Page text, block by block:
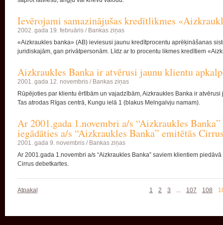
Ievērojami samazinājušas kredītlikmes
2002. gada 19. februāris / Bankas ziņas
«Aizkraukles banka» (AB) ieviesusi jaunu kredītprocentu aprēķināšanas
juridiskajām, gan privātpersonām. Līdz ar to procentu likmes kredītiem
Aizkraukles Banka ir atvērusi jaunu klientu
2001. gada 12. novembris / Bankas ziņas
Rūpējoties par klientu ērtībām un vajadzībām, Aizkraukles Banka ir
Tas atrodas Rīgas centrā, Kungu ielā 1 (blakus Melngalvju namam).
Ar 2001.gada 1.novembri a/s “Aizkraukles
iegādāties a/s “Aizkraukles Banka” emitētās
2001. gada 9. novembris / Bankas ziņas
Ar 2001.gada 1.novembri a/s “Aizkraukles Banka” saviem klientiem
Cirrus debetkartes.
Atpakaļ 1 2 3 ... 107 108